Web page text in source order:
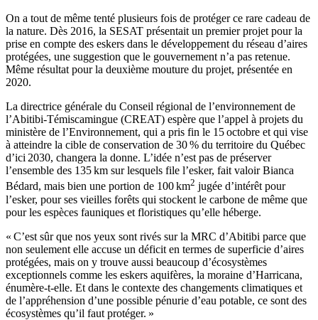
On a tout de même tenté plusieurs fois de protéger ce rare cadeau de
la nature. Dès 2016, la SESAT présentait un premier projet pour la
prise en compte des eskers dans le développement du réseau d’aires
protégées, une suggestion que le gouvernement n’a pas retenue.
Même résultat pour la deuxième mouture du projet, présentée en
2020.
La directrice générale du Conseil régional de l’environnement de
l’Abitibi-Témiscamingue (CREAT) espère que l’appel à projets du
ministère de l’Environnement, qui a pris fin le 15 octobre et qui vise
à atteindre la cible de conservation de 30 % du territoire du Québec
d’ici 2030, changera la donne. L’idée n’est pas de préserver
l’ensemble des 135 km sur lesquels file l’esker, fait valoir Bianca
Bédard, mais bien une portion de 100 km2 jugée d’intérêt pour
l’esker, pour ses vieilles forêts qui stockent le carbone de même que
pour les espèces fauniques et floristiques qu’elle héberge.
« C’est sûr que nos yeux sont rivés sur la MRC d’Abitibi parce que
non seulement elle accuse un déficit en termes de superficie d’aires
protégées, mais on y trouve aussi beaucoup d’écosystèmes
exceptionnels comme les eskers aquifères, la moraine d’Harricana,
énumère-t-elle. Et dans le contexte des changements climatiques et
de l’appréhension d’une possible pénurie d’eau potable, ce sont des
écosystèmes qu’il faut protéger. »